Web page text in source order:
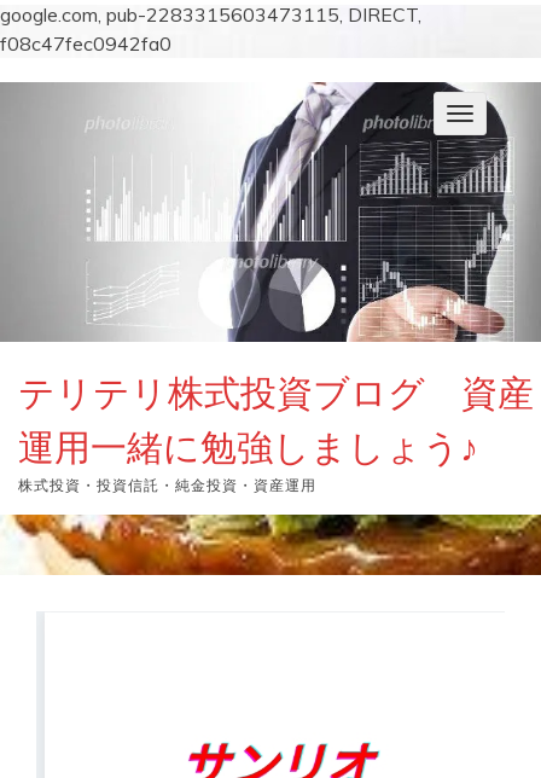
google.com, pub-2283315603473115, DIRECT,
f08c47fec0942fa0
ナ
ビ
ゲ
ー
シ
ョ
ン
を
切
り
替
テリテリ株式投資ブログ 資産
運用一緒に勉強しましょう♪
株式投資・投資信託・純金投資・資産運用